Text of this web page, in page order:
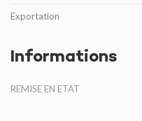
Exportation
Informations
REMISE EN ETAT